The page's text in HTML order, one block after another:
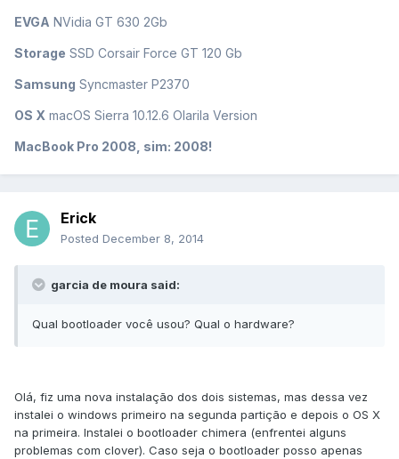
EVGA NVidia GT 630 2Gb
Storage SSD Corsair Force GT 120 Gb
Samsung Syncmaster P2370
OS X macOS Sierra 10.12.6 Olarila Version
MacBook Pro 2008, sim: 2008!
Erick
Posted December 8, 2014
garcia de moura said:
Qual bootloader você usou? Qual o hardware?
Olá, fiz uma nova instalação dos dois sistemas, mas dessa vez
instalei o windows primeiro na segunda partição e depois o OS X
na primeira. Instalei o bootloader chimera (enfrentei alguns
problemas com clover). Caso seja o bootloader posso apenas